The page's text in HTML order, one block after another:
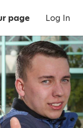
page Log In